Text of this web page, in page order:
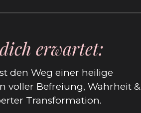
erwartet:
den Weg einer heilige
voller Befreiung, Wahrheit &
Transformation.